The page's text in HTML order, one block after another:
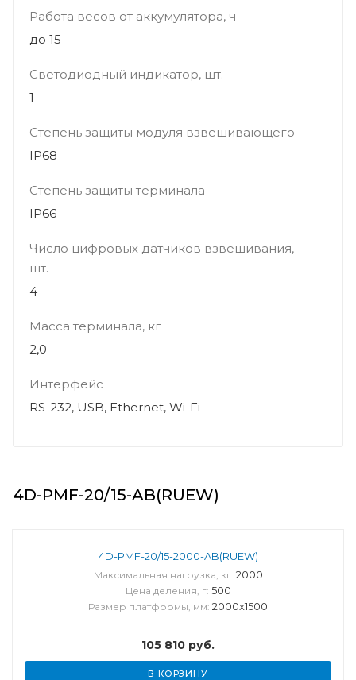
4D-PMF-20/15-AB(RUEW)
4D-PMF-20/15-2000-AB(RUEW)
Максимальная нагрузка, кг: 2000
Цена деления, г: 500
Размер платформы, мм: 2000х1500
105 810 руб.
В КОРЗИНУ
Работа весов от аккумулятора, ч
до 15
Светодиодный индикатор, шт.
1
Степень защиты модуля взвешивающего
IP68
Степень защиты терминала
IP66
Число цифровых датчиков взвешивания,
шт.
4
Масса терминала, кг
2,0
Интерфейс
RS-232, USB, Ethernet, Wi-Fi